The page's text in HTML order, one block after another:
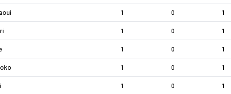
1 0 1
1 0 1
1 0 1
1 0 1
1 0 1